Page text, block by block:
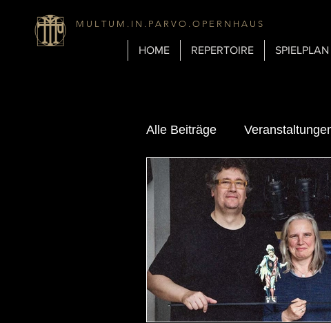
M U L T U M . I N . P A R V O . O P E R N H A U S
HOME REPERTOIRE
Alle Beiträge
Tagebuch Biografien
Hintergrundinformationen
Geschichte & Technik der